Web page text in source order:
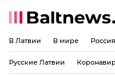
В Латвии В мире
Русские Латвии